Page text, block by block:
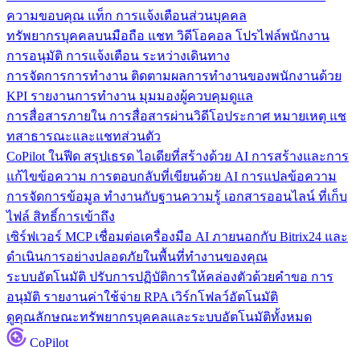
ความขอบคุณ แท็ก การแจ้งเตือนส่วนบุคคล
ทรัพยากรบุคคลบนมือถือ แชท วิดีโอคอล โปรไฟล์พนักงาน
การอนุมัติ การแจ้งเตือน ระหว่างเดินทาง
การจัดการการทำงาน ติดตามผลการทำงานของพนักงานด้วย
KPI รายงานการทำงาน มุมมองผู้ควบคุมดูแล
การสื่อสารภายใน การสื่อสารผ่านวิดีโอประกาศ หมายเหตุ แช
ทสาธารณะและแชทส่วนตัว
CoPilot ในฟีด สรุปเธรด ไอเดียที่สร้างด้วย AI การสร้างและการ
แก้ไขข้อความ การตอบกลับที่เขียนด้วย AI การแปลข้อความ
การจัดการข้อมูล ทำงานกับฐานความรู้ เอกสารออนไลน์ ที่เก็บ
ไฟล์ สิทธิ์การเข้าถึง
เซิร์ฟเวอร์ MCP เชื่อมต่อเครื่องมือ AI ภายนอกกับ Bitrix24 และ
ดำเนินการอย่างปลอดภัยในพื้นที่ทำงานของคุณ
ระบบอัตโนมัติ ปรับการปฏิบัติการให้คล่องตัวด้วยคำขอ การ
อนุมัติ รายงานค่าใช้จ่าย RPA เวิร์กโฟลว์อัตโนมัติ
ดูคุณลักษณะทรัพยากรบุคคลและระบบอัตโนมัติทั้งหมด
CoPilot